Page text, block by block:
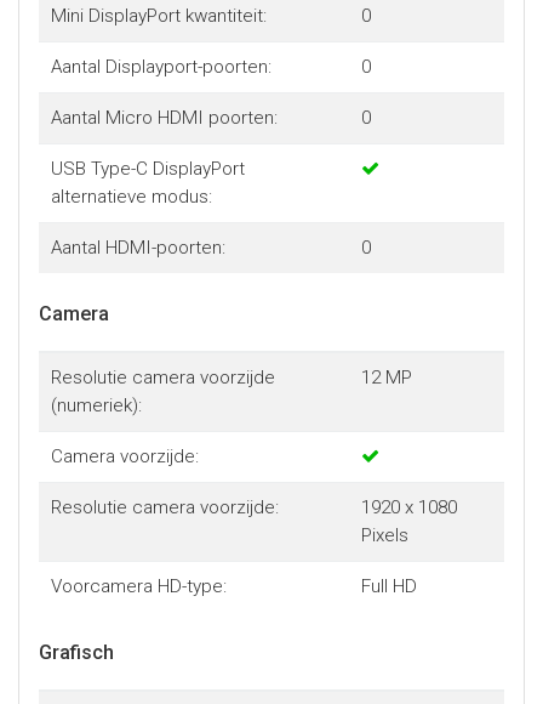
Mini DisplayPort kwantiteit: 0
Aantal Displayport-poorten: 0
Aantal Micro HDMI poorten: 0
USB Type-C DisplayPort
alternatieve modus:
Aantal HDMI-poorten: 0
Camera
Resolutie camera voorzijde
(numeriek):
12 MP
Camera voorzijde:
Resolutie camera voorzijde:
1920 x 1080
Pixels
Voorcamera HD-type: Full HD
Grafisch